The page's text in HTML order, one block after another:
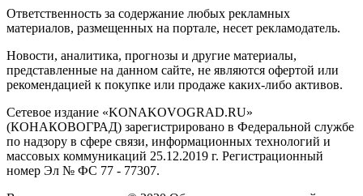
Ответственность за содержание любых рекламных
материалов, размещенных на портале, несет рекламодатель.
Новости, аналитика, прогнозы и другие материалы,
представленные на данном сайте, не являются офертой или
рекомендацией к покупке или продаже каких-либо активов.
Сетевое издание «KONAKOVOGRAD.RU»
(КОНАКОВОГРАД) зарегистрировано в Федеральной службе
по надзору в сфере связи, информационных технологий и
массовых коммуникаций 25.12.2019 г. Регистрационный
номер Эл № ФС 77 - 77307.